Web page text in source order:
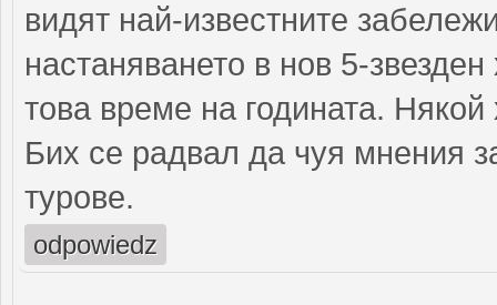
видят най-известните
настаняването в нов 5-
това време на годината.
Бих се радвал да чуя мнения
турове.
odpowiedz